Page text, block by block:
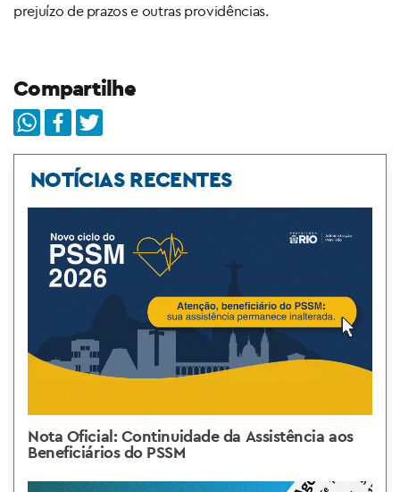
prejuízo de prazos e outras providências.
Compartilhe
NOTÍCIAS RECENTES
Nota Oficial: Continuidade da Assistência aos
Beneficiários do PSSM